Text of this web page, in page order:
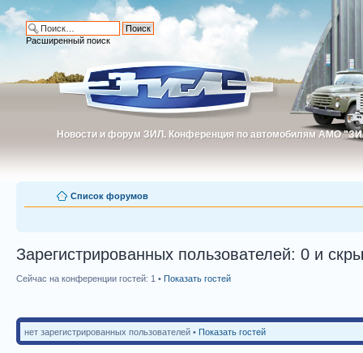
Новости и форум ЗИЛ. Конференция по автомобилям АМО
Новости и форум ЗИЛ. Конференция по автомобилям АМО
Расширенный поиск
Список форумов
Зарегистрированных пользователей: 0 и
Сейчас на конференции гостей: 1 • Показать гостей
нет зарегистрированных пользователей • Показать гостей